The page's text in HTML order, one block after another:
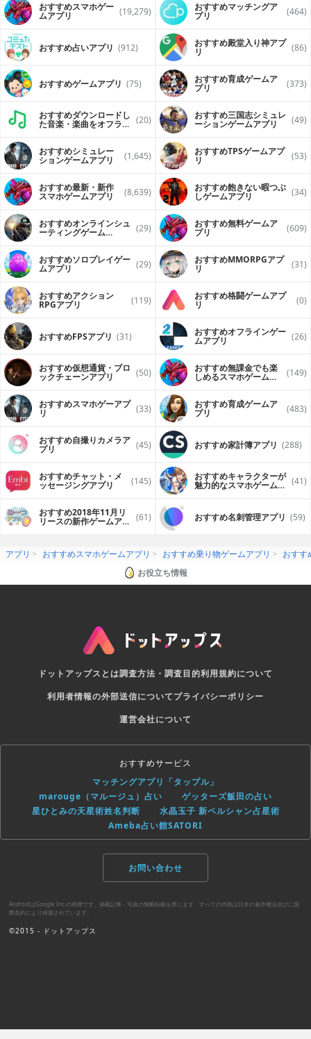
おすすめスマホゲー
ムアプリ (19,279) おすすめマッチングア
プリ (464)
おすすめ占いアプリ (912) おすすめ殿堂入り神アプ
リ (86)
おすすめゲームアプリ (75) おすすめ育成ゲームア
プリ (373)
おすすめダウンロードし
た音楽・楽曲をオフライ (20) おすすめ三国志シミュレ
ーションゲームアプリ (49)
おすすめシミュレー
ションゲームアプリ (1,645) おすすめTPSゲームアプ
リ (53)
おすすめ最新・新作
スマホゲームアプリ (8,639) おすすめ飽きない暇つぶ
しゲームアプリ (34)
おすすめオンラインシュ
ーティングゲーム (29) おすすめ無料ゲームア
プリ (609)
おすすめソロプレイゲー
ムアプリ (29) おすすめ MMORPGアプ
リ (31)
おすすめアクション
RPGアプリ (119) おすすめ格闘ゲームアプ
リ (0)
おすすめFPSアプリ (31) おすすめオフラインゲー
ムアプリ (26)
おすすめ仮想通貨・ブロ
ックチェーンアプリ (50) おすすめ無課金でも楽
しめるスマホゲームア (149)
おすすめスマホゲーアプ
リ (33) おすすめ育成ゲームア
プリ (483)
おすすめ自撮りカメラア
プリ (45) おすすめ家計簿アプリ (288)
おすすめチャット・メ
ッセージングアプリ (145) おすすめキャラクターが
魅力的なスマホゲームア (41)
おすすめ2018年11月リ
リースの新作ゲームアプ (61) おすすめ名刺管理アプリ (59)
アプリ おすすめスマホゲームアプリ おすすめ乗り物ゲームアプリ
おすす
お役立ち情報
ドットアップスとは調査方法・調査目的利用規約について
利用者情報の外部送信についてプライバシーポリシー
運営会社について
おすすめサービス
マッチングアプリ「タップル」
marouge（マルージュ）占い
ゲッターズ飯田の占い
星ひとみの天星術姓名判断
水晶玉子 新ペルシャン占星術
Ameba占い館SATORI
お問い合わせ
AndroidはGoogle Inc.の商標です。掲載記事・写真の無断転載を禁じます。すべての内容は日本の著作権法並びに国
際条約により保護されています。
©2015 - ドットアップス